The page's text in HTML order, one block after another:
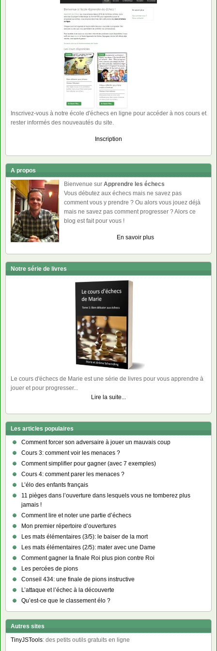
Inscrivez-vous à notre école d'échecs en ligne pour accéder à nos cours et
rester informés des nouveautés du site.
Inscription
A propos
Bienvenue sur Apprendre les échecs
Vous débutez aux échecs mais ne savez pas
comment vous y prendre ? Ou alors vous jouez déjà
mais ne savez pas comment progresser ? Alors ce
blog est fait pour vous !
En savoir plus
Notre série de livres
Le cours d'échecs de Marie est une série de livres pour vous apprendre à
jouer et pour progresser...
Lire la suite...
Les articles populaires
Comment forcer son adversaire à jouer un mauvais coup
Cours 3: comment voir les menaces ?
Comment simplifier pour gagner (avec 7 exemples)
Cours 4: comment parer les menaces ?
L’élo des enfants français
11 pièges dans l’ouverture dans lesquels vous ne tomberez plus
jamais !
Comment lire et noter une partie d’échecs
Mon premier répertoire d’ouvertures
Les mats élémentaires (3/5): le baiser de la mort
Les mats élémentaires (2/5): mater avec une Dame
Comment gagner la finale Roi plus pion contre Roi
Les percées de pions
Conseil 434: une finale de pions instructive
L’attaque et l’échec à la découverte
Qu’est-ce que le classement élo ?
Autres sites
TinyJSTools: des petits outils gratuits en ligne